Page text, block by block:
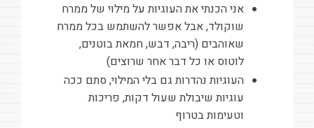
אני הכנתי את העוגיות על מילוי של ממרח
שוקולד, אבל אפשר להשתמש בכל ממרח
שאוהבים (ריבה, דבש, חמאת בוטנים,
לוטוס או כל דבר אחר שרוצים)
העוגיות נהדרות גם בלי המילוי, סתם ככה
עוגיות שיבולת שעול דקות, פריכות
וטעימות בטרוף